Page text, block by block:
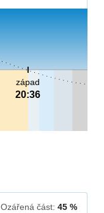
západ
20:36
Ozářená část: 45 %